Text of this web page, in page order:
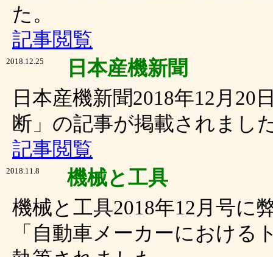
た。
記事閲覧
2018.12.25
日本産機新聞
日本産機新聞2018年12月
断」の記事が掲載されまし
記事閲覧
2018.11.8
機械と工具
機械と工具2018年12月号
「自動車メーカーにおけ